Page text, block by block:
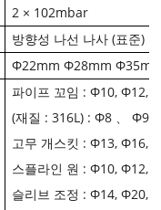
2 × 102mbar
방향성 나선 나사 (표준)
Φ22mm Φ28mm
파이프 꼬임 : Φ10, Φ12,
(재질 : 316L) : Φ8 、
고무 개스킷 : Φ13, Φ16,
스플라인 원 : Φ10, Φ12,
슬리브 조정 : Φ14, Φ20,